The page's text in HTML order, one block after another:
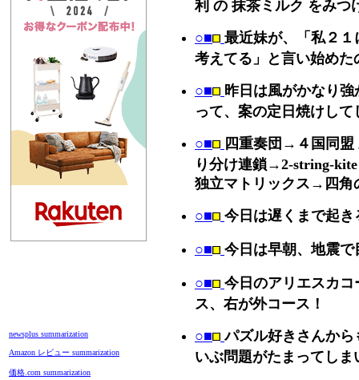
newsplus summarization
Amazon レビュー summarization
価格.com summarization
利 の 抹茶ミルク をみつ
○■ 最近妹が、「私２
考えてる」と言い始め
○■ 昨日は風がかなり
って、案の定日焼けして
○■ 四重奏団→４国同
り分け連鎖→2-string-
独立マトリックス→四角
○■ 今日は遅くまで起き
○■ 今日は早朝、地震
○■ 今日のアリエスカ
ス、右が外コース！
○■ パズル好きさんか
いぶ問題がたまってしま